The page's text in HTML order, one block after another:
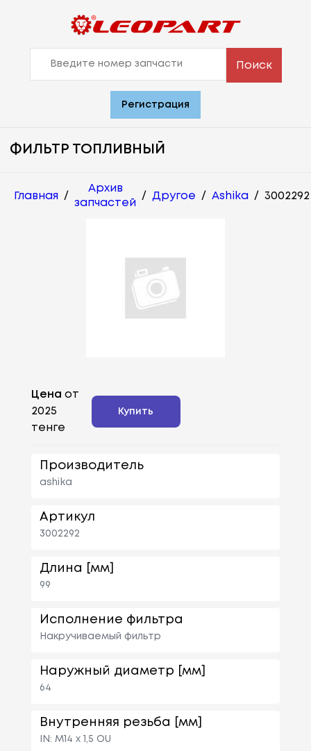
Поиск
Регистрация
ФИЛЬТР ТОПЛИВНЫЙ
Главная /
Архив
запчастей
/ Другое / Ashika / 3002292
Цена от
2025
тенге
Купить
Производитель
ashika
Артикул
3002292
Длина [мм]
99
Исполнение фильтра
Накручиваемый фильтр
Наружный диаметр [мм]
64
Внутренняя резьба [мм]
IN: M14 x 1,5 OU